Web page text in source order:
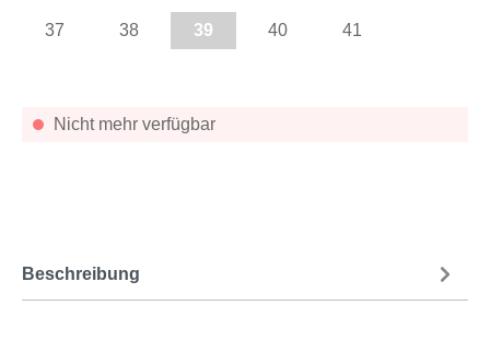
Nicht mehr verfügbar
37 38 39 40 41
Beschreibung